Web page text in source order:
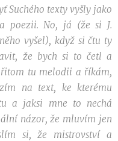
Suchého texty vyšly jako
poezii. No, já (žesi J.
vyšel), když sičtu ty
, že bych si to četla
tu melodii a říkám,
na text, ke kterému
a jaksi mne to nechá
názor,že mluvím jen
si,že mistrovstvía